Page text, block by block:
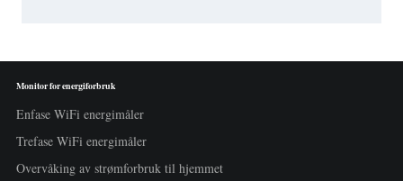
Monitor for energiforbruk
Enfase WiFi energimåler
Trefase WiFi energimåler
Overvåking av strømforbruk til hjemmet